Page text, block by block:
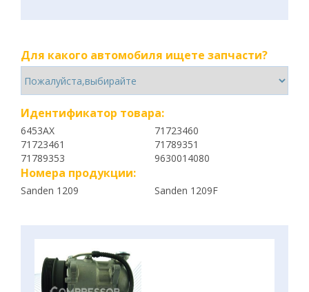
Для какого автомобиля ищете запчасти?
Идентификатор товара:
6453AX
71723460
71723461
71789351
71789353
9630014080
Номера продукции:
Sanden 1209 Sanden 1209F